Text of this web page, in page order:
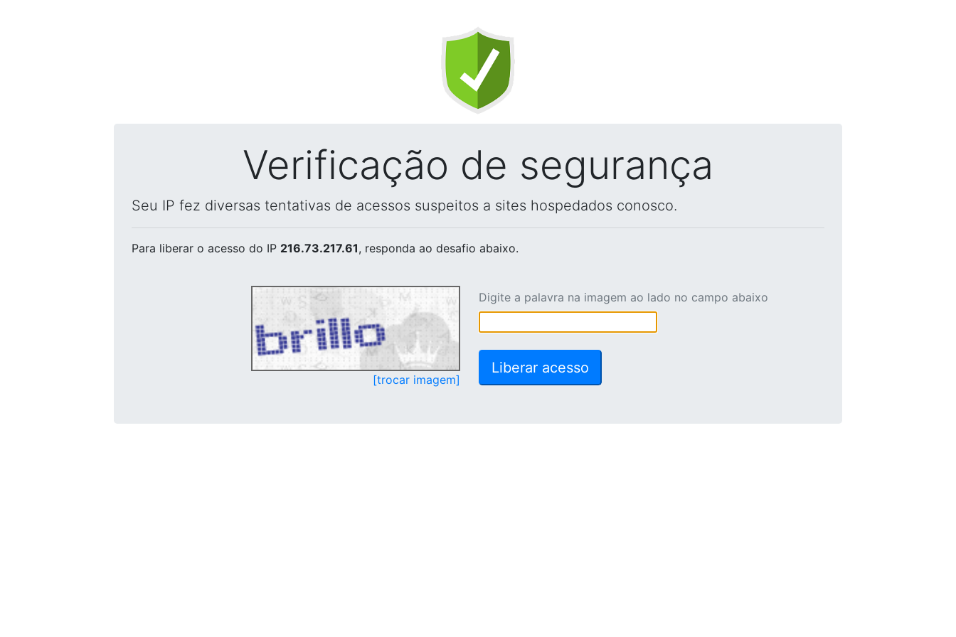
Verificação de segurança
Seu IP fez diversas tentativas de acessos suspeitos a sites hospedados conosco.
Para liberar o acesso do IP 216.73.217.61, responda ao desafio abaixo.
[trocar imagem]
Digite a palavra na imagem ao lado no campo abaixo